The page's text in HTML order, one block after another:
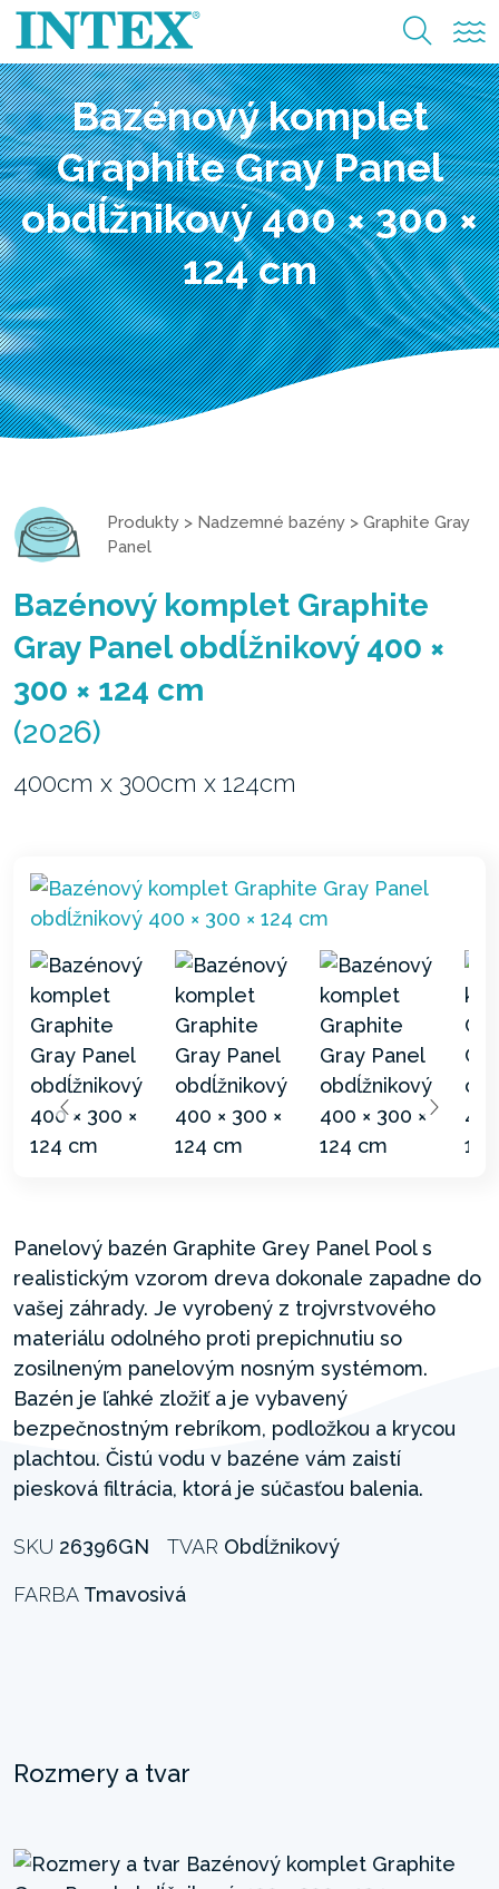
Bazénový komplet
Graphite Gray Panel
obdĺžnikový 400 × 300 ×
124 cm
Produkty > Nadzemné bazény > Graphite Gray
Panel
Bazénový komplet Graphite
Gray Panel obdĺžnikový 400 ×
300 × 124 cm
(2026)
400cm x 300cm x 124cm
Panelový bazén Graphite Grey Panel Pool s
realistickým vzorom dreva dokonale zapadne do
vašej záhrady. Je vyrobený z trojvrstvového
materiálu odolného proti prepichnutiu so
zosilneným panelovým nosným systémom.
Bazén je ľahké zložiť a je vybavený
bezpečnostným rebríkom, podložkou a krycou
plachtou. Čistú vodu v bazéne vám zaistí
piesková filtrácia, ktorá je súčasťou balenia.
SKU 26396GN TVAR Obdĺžnikový
FARBA Tmavosivá
Rozmery a tvar